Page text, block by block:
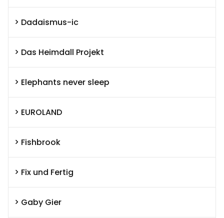
Dadaismus-ic
Das Heimdall Projekt
Elephants never sleep
EUROLAND
Fishbrook
Fix und Fertig
Gaby Gier